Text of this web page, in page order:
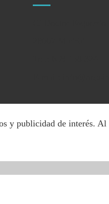
y publicidad de interés.